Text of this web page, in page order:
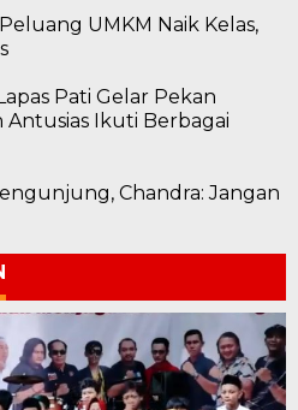
UMKM Naik Kelas,
Pati Gelar Pekan
Antusias Ikuti Berbagai
Chandra: Jangan